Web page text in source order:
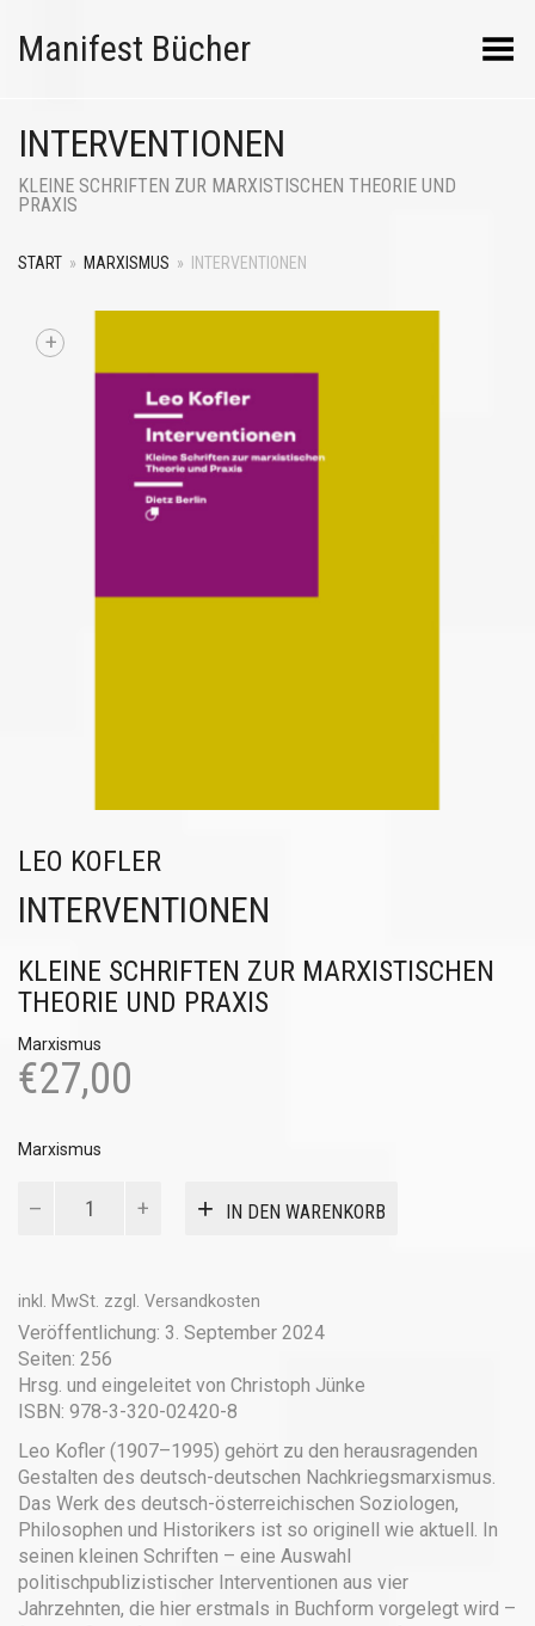
Manifest Bücher Menü umschalten
INTERVENTIONEN
KLEINE SCHRIFTEN ZUR MARXISTISCHEN THEORIE UND
PRAXIS
START » MARXISMUS » INTERVENTIONEN
+
LEO KOFLER
INTERVENTIONEN
KLEINE SCHRIFTEN ZUR MARXISTISCHEN
THEORIE UND PRAXIS
Marxismus
€27,00
Marxismus
IN DEN WARENKORB
inkl. MwSt. zzgl. Versandkosten
Veröffentlichung: 3. September 2024
Seiten: 256
Hrsg. und eingeleitet von Christoph Jünke
ISBN: 978-3-320-02420-8
Leo Kofler (1907–1995) gehört zu den herausragenden
Gestalten des deutsch-deutschen Nachkriegsmarxismus.
Das Werk des deutsch-österreichischen Soziologen,
Philosophen und Historikers ist so originell wie aktuell. In
seinen kleinen Schriften – eine Auswahl
politischpublizistischer Interventionen aus vier
Jahrzehnten, die hier erstmals in Buchform vorgelegt wird –